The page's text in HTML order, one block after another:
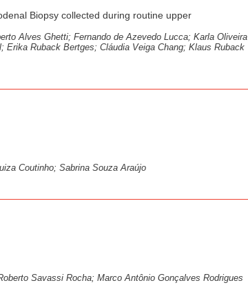
Biopsy collected during routine upper
Alves Ghetti; Fernando de Azevedo Lucca; Karla Oliveira
Ruback Bertges; Cláudia Veiga Chang; Klaus Ruback
Coutinho; Sabrina Souza Araújo
Savassi Rocha; Marco Antônio Gonçalves Rodrigues